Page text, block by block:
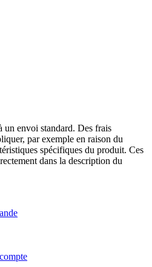
un envoi standard. Des frais
par exemple en raison du
spécifiques du produit. Ces
dans la description du